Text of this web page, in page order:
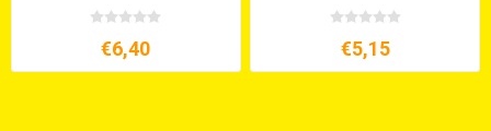
€6,40 €5,15